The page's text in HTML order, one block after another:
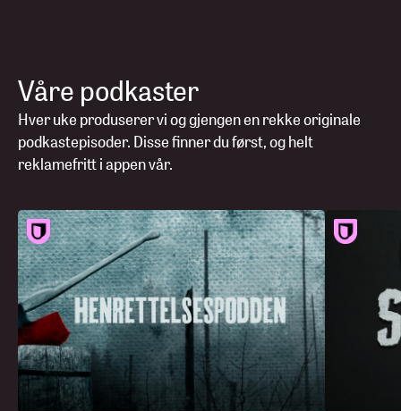
Våre podkaster
Hver uke produserer vi og gjengen en rekke originale
podkastepisoder. Disse finner du først, og helt
reklamefritt i appen vår.